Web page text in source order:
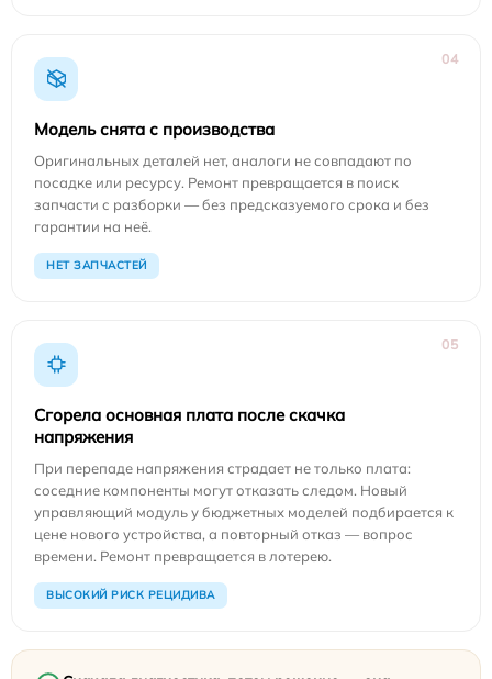
04
Модель снята с производства
Оригинальных деталей нет, аналоги не совпадают по
посадке или ресурсу. Ремонт превращается в поиск
запчасти с разборки — без предсказуемого срока и без
гарантии на неё.
НЕТ ЗАПЧАСТЕЙ
05
Сгорела основная плата после скачка
напряжения
При перепаде напряжения страдает не только плата:
соседние компоненты могут отказать следом. Новый
управляющий модуль у бюджетных моделей подбирается к
цене нового устройства, а повторный отказ — вопрос
времени. Ремонт превращается в лотерею.
ВЫСОКИЙ РИСК РЕЦИДИВА